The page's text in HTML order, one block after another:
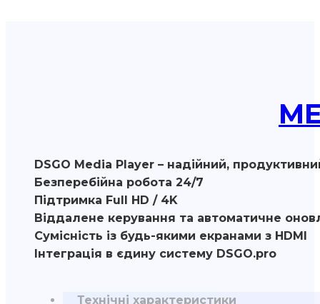
DSGO Media Player – надійний,
Безперебійна робота 24/7
Підтримка Full HD / 4K
Віддалене керування та автоматичне
Сумісність із будь-якими екранами з HDMI
Інтеграція в єдину систему DSGO.pro
Технічні характеристики